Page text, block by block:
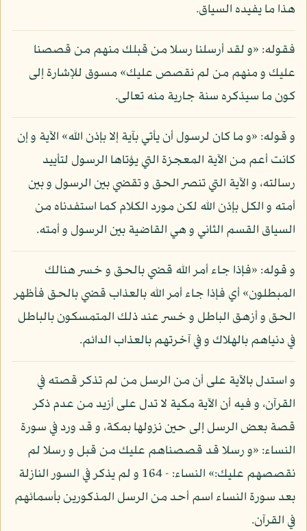
هذا ما يفيده السياق.
فقوله: «و لقد أرسلنا رسلا من قبلك منهم من قصصنا
عليك و منهم من لم نقصص عليك» مسوق للإشارة إلى
كون ما سيذكره سنة جارية منه تعالى.
و قوله: «و ما كان لرسول أن يأتي بآية إلا بإذن الله» الآية و إن
كانت أعم من الآية المعجزة التي يؤتاها الرسول لتأييد
رسالته، و الآية التي تنصر الحق و تقضي بين الرسول و بين
أمته و الكل بإذن الله لكن مورد الكلام كما استفدناه من
السياق القسم الثاني و هي القاضية بين الرسول و أمته.
و قوله: «فإذا جاء أمر الله قضي بالحق و خسر هنالك
المبطلون» أي فإذا جاء أمر الله بالعذاب قضي بالحق فأظهر
الحق و أزهق الباطل و خسر عند ذلك المتمسكون بالباطل
في دنياهم بالهلاك و في آخرتهم بالعذاب الدائم.
و استدل بالآية على أن من الرسل من لم تذكر قصته في
القرآن، و فيه أن الآية مكية لا تدل على أزيد من عدم ذكر
قصة بعض الرسل إلى حين نزولها بمكة، و قد ورد في سورة
النساء: «و رسلا قد قصصناهم عليك من قبل و رسلا لم
نقصصهم عليك:» النساء: - 164 و لم يذكر في السور النازلة
بعد سورة النساء اسم أحد من الرسل المذكورين بأسمائهم
في القرآن.